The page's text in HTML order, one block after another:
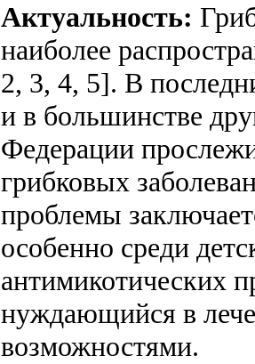
Актуальность:
наиболее
2, 3, 4, 5]. В
и в большинстве
Федерации
грибковых
проблемы
особенно среди
антимикотических
нуждающийся в
возможностями.